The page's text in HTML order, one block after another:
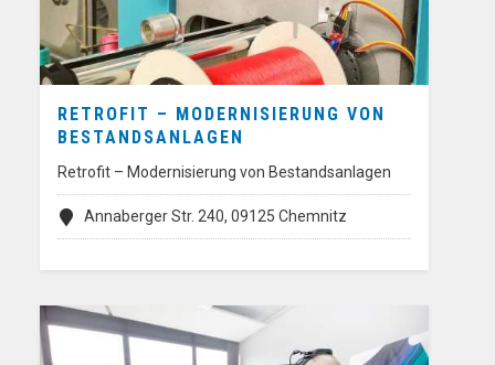
RETROFIT – MODERNISIERUNG VON
BESTANDSANLAGEN
Retrofit – Modernisierung von Bestandsanlagen
Annaberger Str. 240, 09125 Chemnitz